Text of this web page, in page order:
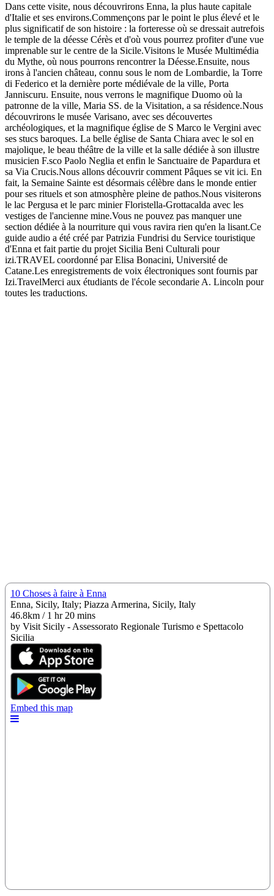
Dans cette visite, nous découvrirons Enna, la plus haute capitale
d'Italie et ses environs.Commençons par le point le plus élevé et le
plus significatif de son histoire : la forteresse où se dressait autrefois
le temple de la déesse Cérès et d'où vous pourrez profiter d'une vue
imprenable sur le centre de la Sicile.Visitons le Musée Multimédia
du Mythe, où nous pourrons rencontrer la Déesse.Ensuite, nous
irons à l'ancien château, connu sous le nom de Lombardie, la Torre
di Federico et la dernière porte médiévale de la ville, Porta
Janniscuru. Ensuite, nous verrons le magnifique Duomo où la
patronne de la ville, Maria SS. de la Visitation, a sa résidence.Nous
découvrirons le musée Varisano, avec ses découvertes
archéologiques, et la magnifique église de S Marco le Vergini avec
ses stucs baroques. La belle église de Santa Chiara avec le sol en
majolique, le beau théâtre de la ville et la salle dédiée à son illustre
musicien F.sco Paolo Neglia et enfin le Sanctuaire de Papardura et
sa Via Crucis.Nous allons découvrir comment Pâques se vit ici. En
fait, la Semaine Sainte est désormais célèbre dans le monde entier
pour ses rituels et son atmosphère pleine de pathos.Nous visiterons
le lac Pergusa et le parc minier Floristella-Grottacalda avec les
vestiges de l'ancienne mine.Vous ne pouvez pas manquer une
section dédiée à la nourriture qui vous ravira rien qu'en la lisant.Ce
guide audio a été créé par Patrizia Fundrisi du Service touristique
d'Enna et fait partie du projet Sicilia Beni Culturali pour
izi.TRAVEL coordonné par Elisa Bonacini, Université de
Catane.Les enregistrements de voix électroniques sont fournis par
Izi.TravelMerci aux étudiants de l'école secondarie A. Lincoln pour
toutes les traductions.